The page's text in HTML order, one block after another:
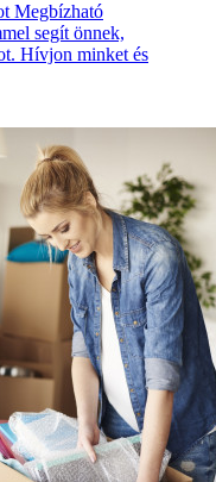
Megbízható
segít önnek,
Hívjon minket és